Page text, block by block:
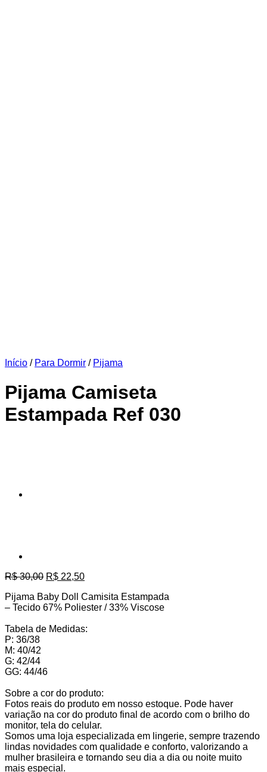
Início / Para Dormir / Pijama
Pijama Camiseta
Estampada Ref 030
R$30,00 O
original
era:
R$ 22,50O
atual
é:
Pijama Baby Doll Camisita Estampada
– Tecido 67% Poliester / 33% Viscose
Tabela de Medidas:
P: 36/38
M: 40/42
G: 42/44
GG: 44/46
Sobre a cor do produto:
Fotos reais do produto em nosso estoque. Pode haver
variação na cor do produto final de acordo com o brilho do
monitor, tela do celular.
Somos uma loja especializada em lingerie, sempre trazendo
lindas novidades com qualidade e conforto, valorizando a
mulher brasileira e tornando seu dia a dia ou noite muito
mais especial.